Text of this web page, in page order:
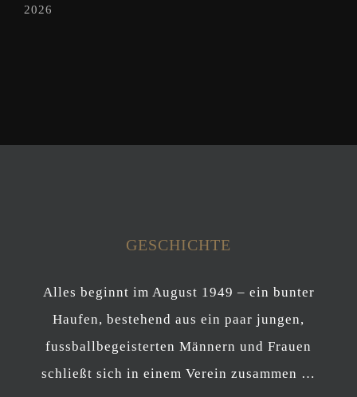
2026
GESCHICHTE
Alles beginnt im August 1949 – ein bunter
Haufen, bestehend aus ein paar jungen,
fussballbegeisterten Männern und Frauen
schließt sich in einem Verein zusammen …